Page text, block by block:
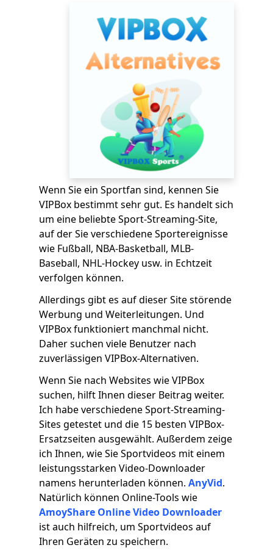
Wenn Sie ein Sportfan sind, kennen Sie
VIPBox bestimmt sehr gut. Es handelt sich
um eine beliebte Sport-Streaming-Site,
auf der Sie verschiedene Sportereignisse
wie Fußball, NBA-Basketball, MLB-
Baseball, NHL-Hockey usw. in Echtzeit
verfolgen können.
Allerdings gibt es auf dieser Site störende
Werbung und Weiterleitungen. Und
VIPBox funktioniert manchmal nicht.
Daher suchen viele Benutzer nach
zuverlässigen VIPBox-Alternativen.
Wenn Sie nach Websites wie VIPBox
suchen, hilft Ihnen dieser Beitrag weiter.
Ich habe verschiedene Sport-Streaming-
Sites getestet und die 15 besten VIPBox-
Ersatzseiten ausgewählt. Außerdem zeige
ich Ihnen, wie Sie Sportvideos mit einem
leistungsstarken Video-Downloader
namens herunterladen können. AnyVid.
Natürlich können Online-Tools wie
AmoyShare Online Video Downloader
ist auch hilfreich, um Sportvideos auf
Ihren Geräten zu speichern.